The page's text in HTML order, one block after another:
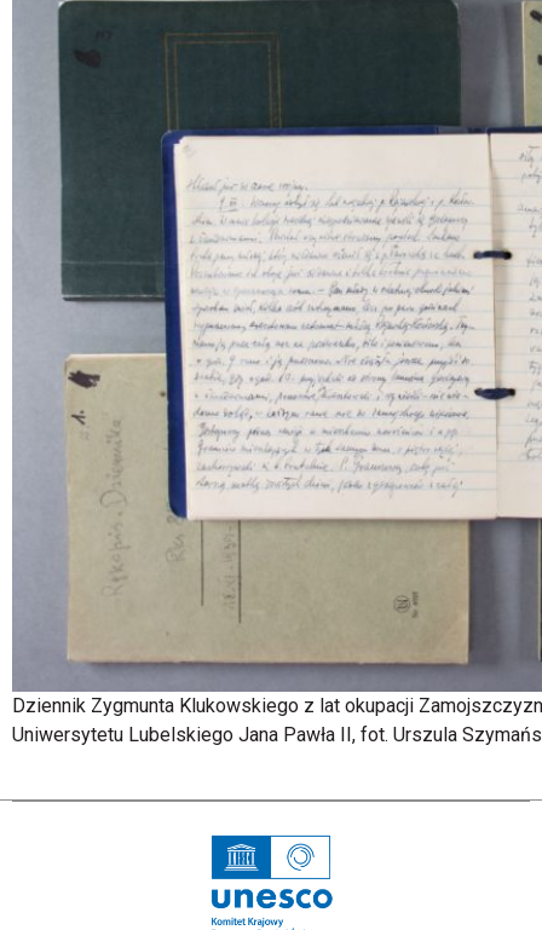
Dziennik Zygmunta Klukowskiego z lat okupacji
Uniwersytetu Lubelskiego Jana Pawła II, fot. Urszula